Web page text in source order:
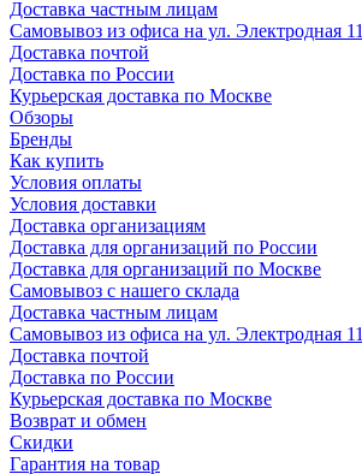
Доставка частным лицам
Самовывоз из офиса на ул. Электродная 11
Доставка почтой
Доставка по России
Курьерская доставка по Москве
Обзоры
Бренды
Как купить
Условия оплаты
Условия доставки
Доставка организациям
Доставка для организаций по России
Доставка для организаций по Москве
Самовывоз с нашего склада
Доставка частным лицам
Самовывоз из офиса на ул. Электродная 11
Доставка почтой
Доставка по России
Курьерская доставка по Москве
Возврат и обмен
Скидки
Гарантия на товар